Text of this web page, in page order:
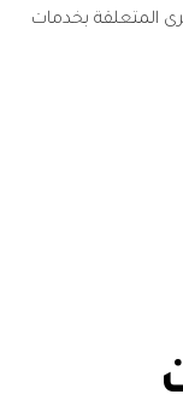
المتعلقة بخدمات